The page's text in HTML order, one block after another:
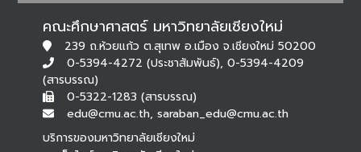
คณะศึกษาศาสตร์ มหาวิทยาลัยเชียงใหม่
239 ถ.ห้วยแก้ว ต.สุเทพ อ.เมือง จ.เชียงใหม่ 50200
0-5394-4272 (ประชาสัมพันธ์), 0-5394-4209
(สารบรรณ)
0-5322-1283 (สารบรรณ)
edu@cmu.ac.th, saraban_edu@cmu.ac.th
บริการของมหาวิทยาลัยเชียงใหม่